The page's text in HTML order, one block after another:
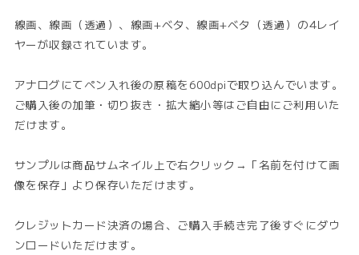
線画、線画（透過）、線画+ベタ、線画+ベタ（透過）の4レイ
ヤーが収録されています。
アナログにてペン入れ後の原稿を600dpiで取り込んでいます。
ご購入後の加筆・切り抜き・拡大縮小等はご自由にご利用いた
だけます。
サンプルは商品サムネイル上で右クリック→「名前を付けて画
像を保存」より保存いただけます。
クレジットカード決済の場合、ご購入手続き完了後すぐにダウ
ンロードいただけます。